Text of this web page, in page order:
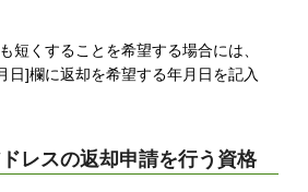
短くすることを希望する場合には、
日]欄に返却を希望する年月日を記入
レスの返却申請を行う資格